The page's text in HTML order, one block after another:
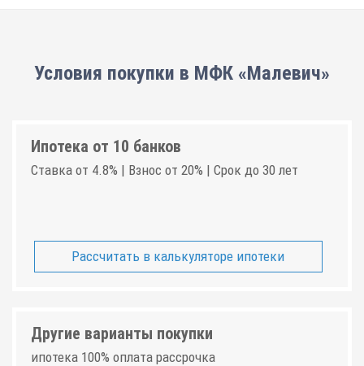
Условия покупки в МФК «Малевич»
Ипотека от 10 банков
Ставка от 4.8% | Взнос от 20% | Срок до 30 лет
Рассчитать в калькуляторе ипотеки
Другие варианты покупки
ипотека 100% оплата рассрочка